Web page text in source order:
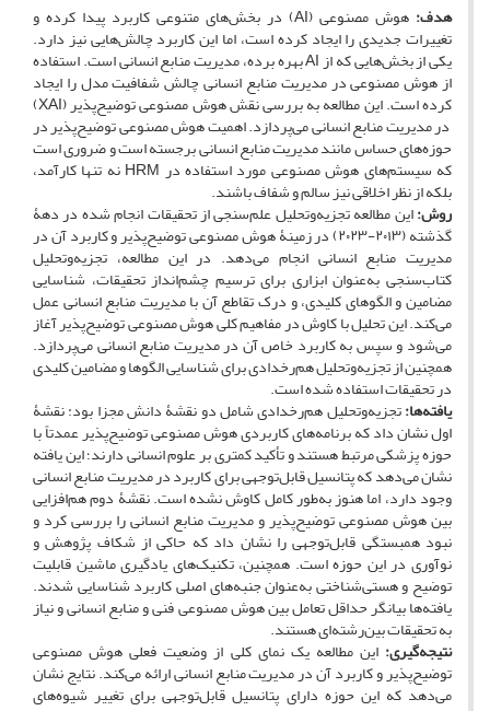
هدف: هوش مصنوعی (AI) در بخش‌های متنوعی کاربرد پیدا کرده و
تغییرات جدیدی را ایجاد کرده است، اما این کاربرد چالش‌هایی نیز دارد.
یکی از بخش‌هایی که از AI بهره برده، مدیریت منابع انسانی است. استفاده
از هوش مصنوعی در مدیریت منابع انسانی چالش شفافیت مدل را ایجاد
کرده است. این مطالعه به بررسی نقش هوش مصنوعی توضیح‌پذیر (XAI)
در مدیریت منابع انسانی می‌پردازد. اهمیت هوش مصنوعی توضیح‌پذیر در
حوزه‌های حساس مانند مدیریت منابع انسانی برجسته است و ضروری است
که سیستم‌های هوش مصنوعی مورد استفاده در HRM نه تنها کارآمد،
بلکه از نظر اخلاقی نیز سالم و شفاف باشند.
روش:این مطالعه تجزیه‌وتحلیل علم‌سنجی از تحقیقات انجام شده در دهۀ
گذشته (۲۰۱۳-۲۰۲۳) در زمینۀ هوش مصنوعی توضیح‌پذیر و کاربرد آن در
مدیریت منابع انسانی انجام می‌دهد. در این مطالعه، تجزیه‌وتحلیل
کتاب‌سنجی به‌عنوان ابزاری برای ترسیم چشم‌انداز تحقیقات، شناسایی
مضامین و الگوهای کلیدی، و درک تقاطع آن با مدیریت منابع انسانی عمل
می‌کند. این تحلیل با کاوش در مفاهیم کلی هوش مصنوعی توضیح‌پذیر آغاز
می‌شود و سپس به کاربرد خاص آن در مدیریت منابع انسانی می‌پردازد.
همچنین از تجزیه‌وتحلیل هم‌رخدادی برای شناسایی الگوها و مضامین کلیدی
در تحقیقات استفاده شده است.
یافته‌ها:تجزیه‌وتحلیل هم‌رخدادی شامل دو نقشۀ دانش مجزا بود: نقشۀ
اول نشان داد که برنامه‌های کاربردی هوش مصنوعی توضیح‌پذیر عمدتاً با
حوزه پزشکی مرتبط هستند و تأکید کمتری بر علوم انسانی دارند؛ این یافته
نشان می‌دهد که پتانسیل قابل‌توجهی برای کاربرد در مدیریت منابع انسانی
وجود دارد، اما هنوز به‌طور کامل کاوش نشده است. نقشۀ دوم هم‌افزایی
بین هوش مصنوعی توضیح‌پذیر و مدیریت منابع انسانی را بررسی کرد و
نبود همبستگی قابل‌توجهی را نشان داد که حاکی از شکاف پژوهش و
نوآوری در این حوزه است. همچنین، تکنیک‌های یادگیری ماشین قابلیت
توضیح و هستی‌شناختی به‌عنوان جنبه‌های اصلی کاربرد شناسایی شدند.
یافته‌ها بیانگر حداقل تعامل بین هوش مصنوعی فنی و منابع انسانی و نیاز
به تحقیقات بین‌رشته‌ای هستند.
نتیجه‌گیری: این مطالعه یک نمای کلی از وضعیت فعلی هوش مصنوعی
توضیح‌پذیر و کاربرد آن در مدیریت منابع انسانی ارائه می‌کند. نتایج نشان
می‌دهد که این حوزه دارای پتانسیل قابل‌توجهی برای تغییر شیوه‌های